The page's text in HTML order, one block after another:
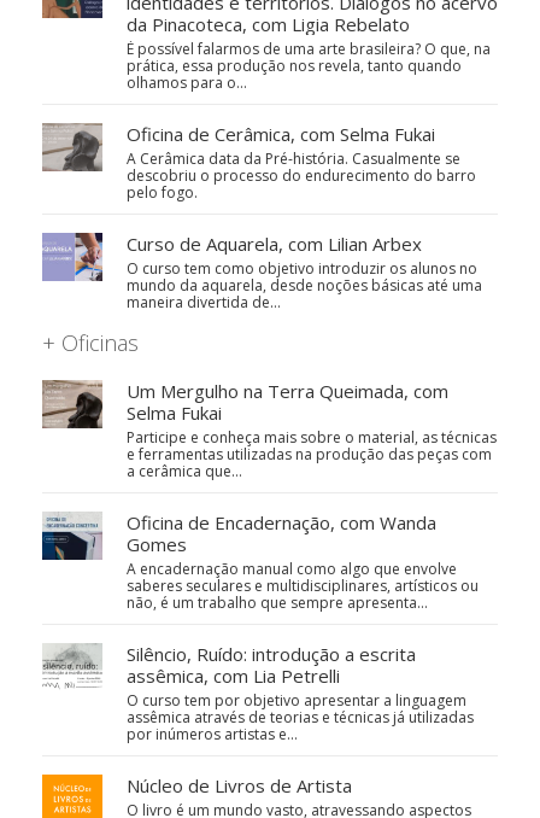
da Pinacoteca, com Ligia Rebelato
É possível falarmos de uma arte brasileira? O que, na
prática, essa produção nos revela, tanto quando
olhamos para o…
Oficina de Cerâmica, com Selma Fukai
A Cerâmica data da Pré-história. Casualmente se
descobriu o processo do endurecimento do barro
pelo fogo.
Curso de Aquarela, com Lilian Arbex
O curso tem como objetivo introduzir os alunos no
mundo da aquarela, desde noções básicas até uma
maneira divertida de…
+ Oficinas
Um Mergulho na Terra Queimada, com
Selma Fukai
Participe e conheça mais sobre o material, as técnicas
e ferramentas utilizadas na produção das peças com
a cerâmica que…
Oficina de Encadernação, com Wanda
Gomes
A encadernação manual como algo que envolve
saberes seculares e multidisciplinares, artísticos ou
não, é um trabalho que sempre apresenta…
Silêncio, Ruído: introdução a escrita
assêmica, com Lia Petrelli
O curso tem por objetivo apresentar a linguagem
assêmica através de teorias e técnicas já utilizadas
por inúmeros artistas e…
Núcleo de Livros de Artista
O livro é um mundo vasto, atravessando aspectos